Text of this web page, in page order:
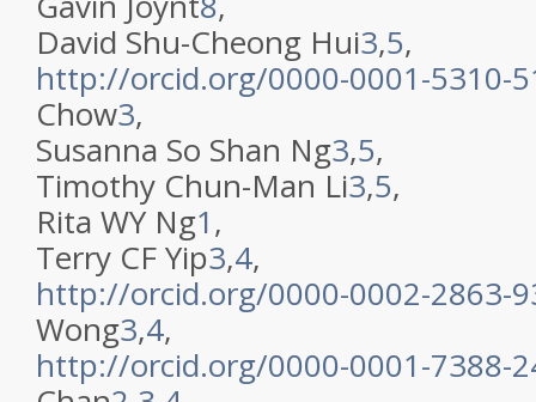
David Shu-Cheong Hui3,5,
http://orcid.org/0000-0001-5310-
Chow3,
Susanna So Shan Ng3,5,
Timothy Chun-Man Li3,5,
Rita WY Ng1,
Terry CF Yip3,4,
http://orcid.org/0000-0002-2863-
Wong3,4,
http://orcid.org/0000-0001-7388-